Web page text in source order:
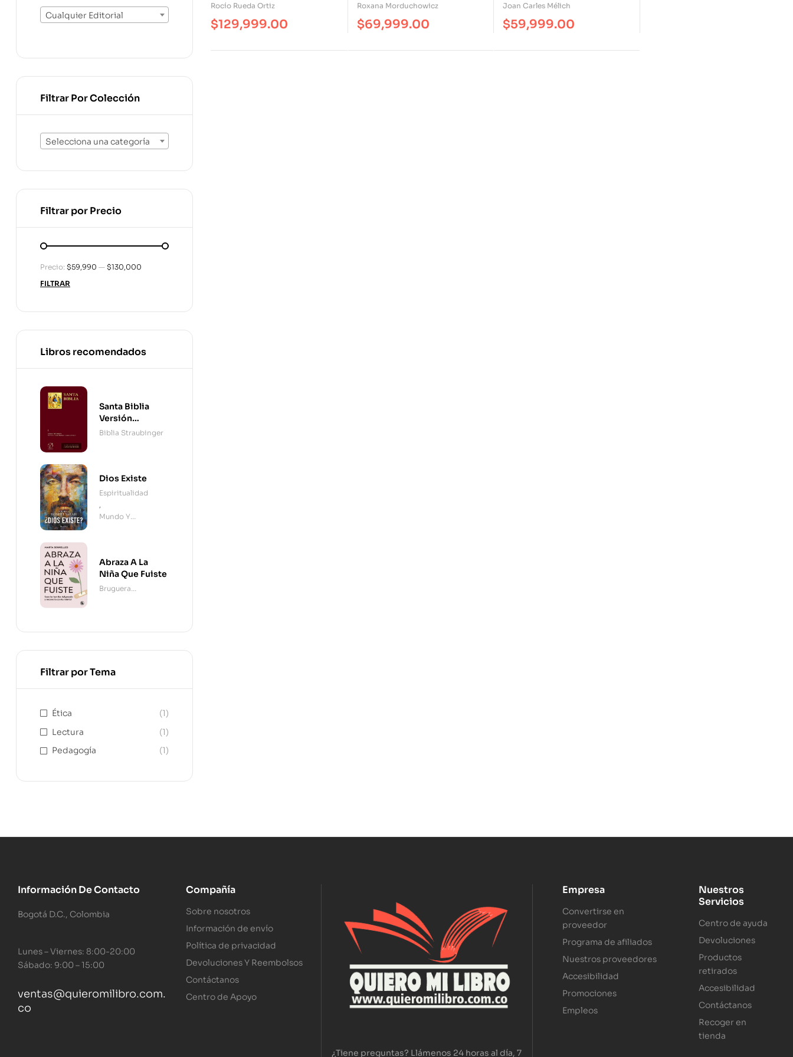
Rocío Rueda Ortiz
$129,999.00
Roxana Morduchowicz
$69,999.00
Joan Carles Mélich
$59,999.00
Cualquier Editorial
Filtrar Por Colección
Selecciona una categoría
Filtrar por Precio
FILTRAR
Precio: $59,990 — $130,000
Libros recomendados
Santa Biblia
Versión
Straubinger - 2
Biblia Straubinger
Dios Existe
Espiritualidad
,
Mundo Y
Abraza A La
Niña Que Fuiste
Bruguera
Filtrar por Tema
Ética
(1)
Lectura
(1)
Pedagogía
(1)
Información De Contacto
Bogotá D.C., Colombia
Lunes – Viernes: 8:00-20:00
Sábado: 9:00 – 15:00
ventas@quieromilibro.com.
co
Compañía
Sobre nosotros
Información de envío
Política de privacidad
Devoluciones Y Reembolsos
Contáctanos
Centro de Apoyo
¿Tiene preguntas? Llámenos 24 horas al día, 7
Empresa
Convertirse en
proveedor
Programa de afiliados
Nuestros proveedores
Accesibilidad
Promociones
Empleos
Nuestros
Servicios
Centro de ayuda
Devoluciones
Productos
retirados
Accesibilidad
Contáctanos
Recoger en
tienda